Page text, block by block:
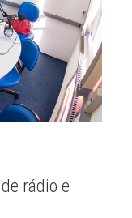
rádio e